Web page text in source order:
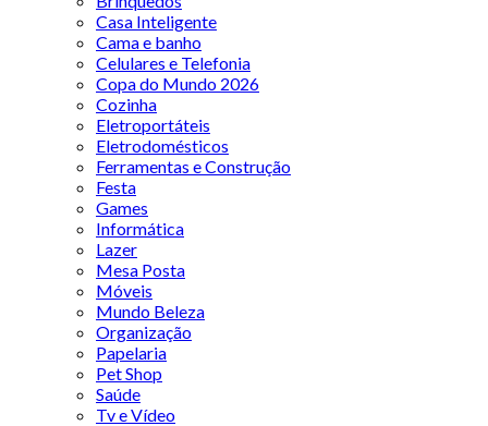
Casa Inteligente
Cama e banho
Celulares e Telefonia
Copa do Mundo 2026
Cozinha
Eletroportáteis
Eletrodomésticos
Ferramentas e Construção
Festa
Games
Informática
Lazer
Mesa Posta
Móveis
Mundo Beleza
Organização
Papelaria
Pet Shop
Saúde
Tv e Vídeo